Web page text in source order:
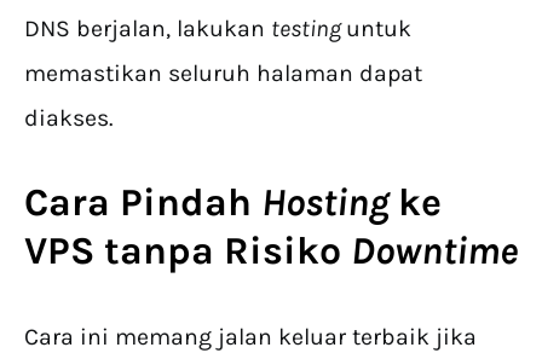
DNS berjalan, lakukan testinguntuk
memastikan seluruh halaman dapat
diakses.
Cara Pindah Hosting ke
VPS tanpa Risiko Downtime
Cara ini memang jalan keluar terbaik jika